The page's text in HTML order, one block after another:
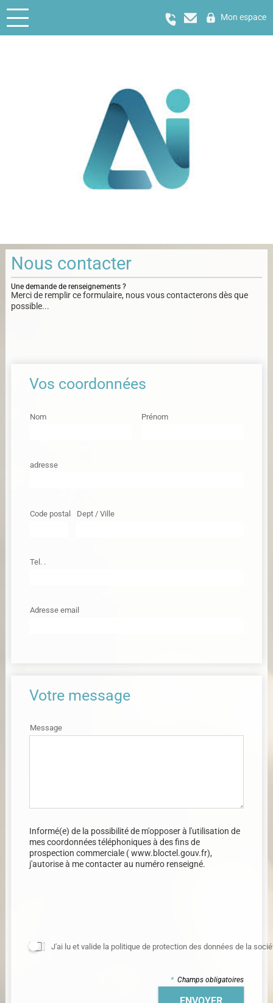
Mon espace
Nous contacter
Une demande de renseignements ?
Merci de remplir ce formulaire, nous vous contacterons dès que
possible...
Vos coordonnées
Nom Prénom
adresse
Code postal Dept / Ville
Tel. .
Adresse email
Votre message
Message
Informé(e) de la possibilité de m'opposer à l'utilisation de
mes coordonnées téléphoniques à des fins de
prospection commerciale (www.bloctel.gouv.fr),
j'autorise à me contacter au numéro renseigné.
J'ai lu et valide la politique de protection des données de la
* Champs obligatoires